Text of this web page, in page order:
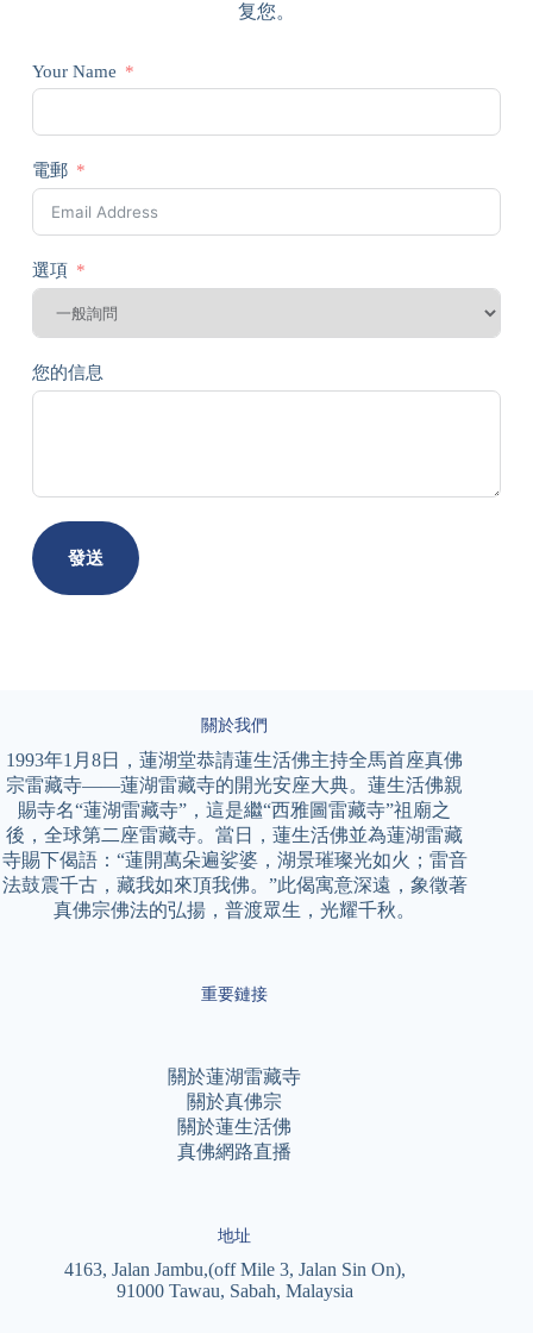
复您。
Your Name
電郵
選項
您的信息
發送
關於我們
1993年1月8日，蓮湖堂恭請蓮生活佛主持全馬首座真佛
宗雷藏寺——蓮湖雷藏寺的開光安座大典。蓮生活佛親
賜寺名“蓮湖雷藏寺”，這是繼“西雅圖雷藏寺”祖廟之
後，全球第二座雷藏寺。當日，蓮生活佛並為蓮湖雷藏
寺賜下偈語：“蓮開萬朵遍娑婆，湖景璀璨光如火；雷音
法鼓震千古，藏我如來頂我佛。”此偈寓意深遠，象徵著
真佛宗佛法的弘揚，普渡眾生，光耀千秋。
重要鏈接
關於蓮湖雷藏寺
關於真佛宗
關於蓮生活佛
真佛網路直播
地址
4163, Jalan Jambu,(off Mile 3, Jalan Sin On),
91000 Tawau, Sabah, Malaysia